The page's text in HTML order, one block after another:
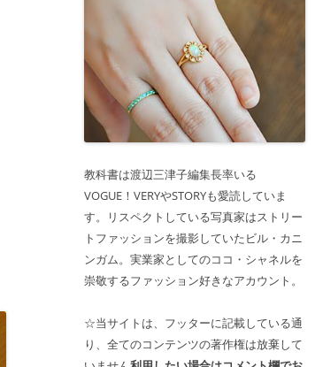
教科書は渡辺三津子編集長率いる
VOGUE！VERYやSTORYも愛読していま
す。リスペクトしている写真家はストリー
トファッションを撮影していたビル・カニ
ンガム。実業家としてのココ・シャネルを
崇敬するファッション好きなアカウント。
☆当サイトは、フッターに記載している通
り、全てのコンテンツの著作権は放棄して